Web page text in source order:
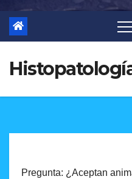
Pregunta: ¿Aceptan